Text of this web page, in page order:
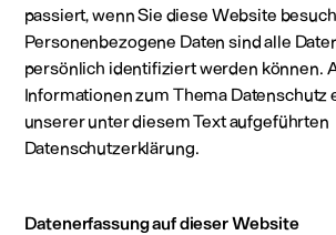
passiert, wenn Sie diese Website
Personenbezogene Daten sind alle
persönlich identifiziert werden können.
Informationen zum Thema Datenschutz
unserer unter diesem Text aufgeführten
Datenschutzerklärung.
Datenerfassung auf dieser Website